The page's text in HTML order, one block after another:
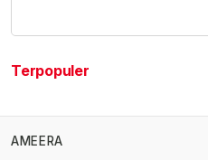
Terpopuler
AMEERA